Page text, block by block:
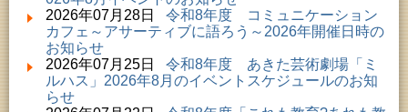
2026年08月01日 ～ 2026年08月23日 (大館市)
清澄コレクション未公開絵画展
2026年08月01日 ～ 2026年08月16日 (秋田市)
音と会話を楽しむ朝の図書館
2026年08月01日 ～ 2026年09月23日 (秋田市)
佐竹氏の名宝、雄大なる歴史を想う～武と雅～
2026年08月01日 ～ 2026年08月23日 (秋田市)
2026年07月28日 令和8年度 コミュニケーション
カフェ～アサーティブに語ろう～2026年開催日時の
お知らせ
2026年07月25日 令和8年度 あきた芸術劇場「ミ
ルハス」2026年8月のイベントスケジュールのお知
らせ